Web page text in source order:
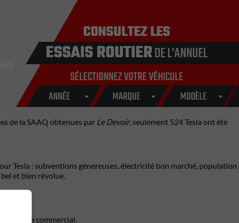
CONSULTEZ LES
ESSAIS ROUTIERDE L'ANNUEL
SÉLECTIONNEZ VOTRE VÉHICULE
ANNÉE MARQUE MODÈLE
de la SAAQ obtenues par Le Devoir, seulement 524 Tesla ont été
Tesla : subventions généreuses, électricité bon marché, population
et bien révolue.
un vide commercial.